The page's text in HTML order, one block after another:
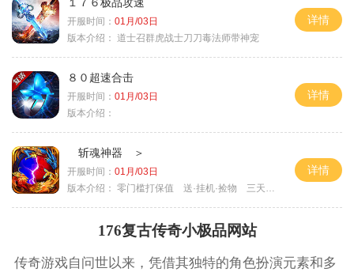
１７６极品攻速
开服时间： 01月/03日
版本介绍： 道士召群虎战士刀刀毒法师带神宠
详情
８０超速合击
开服时间： 01月/03日
版本介绍：
详情
斩魂神器 ＞
开服时间： 01月/03日
版本介绍： 零门槛打保值 送·挂机·捡物 三天合区＞
详情
176复古传奇小极品网站
传奇游戏自问世以来，凭借其独特的角色扮演元素和多